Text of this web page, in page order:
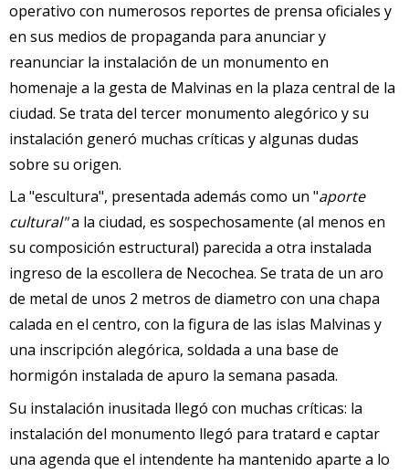
operativo con numerosos reportes de prensa oficiales y
en sus medios de propaganda para anunciar y
reanunciar la instalación de un monumento en
homenaje a la gesta de Malvinas en la plaza central de la
ciudad. Se trata del tercer monumento alegórico y su
instalación generó muchas críticas y algunas dudas
sobre su origen.
La "escultura", presentada además como un "aporte
cultural"a la ciudad, es sospechosamente (al menos en
su composición estructural) parecida a otra instalada
ingreso de la escollera de Necochea. Se trata de un aro
de metal de unos 2 metros de diametro con una chapa
calada en el centro, con la figura de las islas Malvinas y
una inscripción alegórica, soldada a una base de
hormigón instalada de apuro la semana pasada.
Su instalación inusitada llegó con muchas críticas: la
instalación del monumento llegó para tratard e captar
una agenda que el intendente ha mantenido aparte a lo